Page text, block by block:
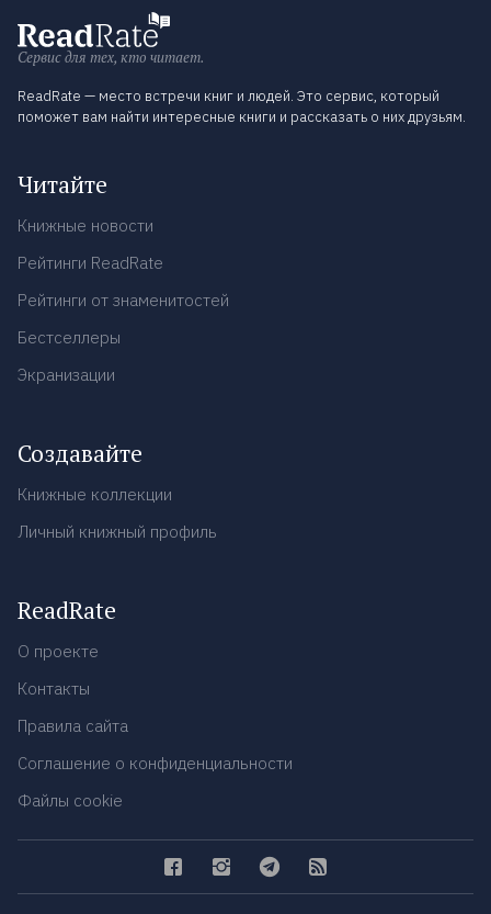
Сервис для тех, кто читает.
ReadRate — место встречи книг и людей. Это сервис, который
поможет вам найти интересные книги и рассказать о них друзьям.
Читайте
Книжные новости
Рейтинги ReadRate
Рейтинги от знаменитостей
Бестселлеры
Экранизации
Создавайте
Книжные коллекции
Личный книжный профиль
ReadRate
О проекте
Контакты
Правила сайта
Соглашение о конфиденциальности
Файлы cookie